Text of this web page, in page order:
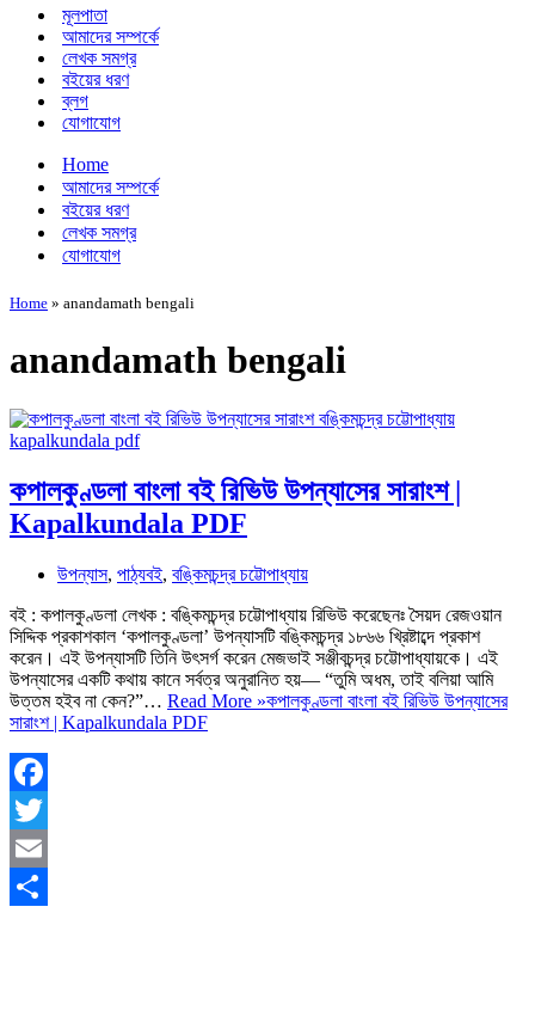
মূলপাতা
আমাদের সম্পর্কে
লেখক সমগ্র
বইয়ের ধরণ
ব্লগ
যোগাযোগ
Home
আমাদের সম্পর্কে
বইয়ের ধরণ
লেখক সমগ্র
যোগাযোগ
Home » anandamath bengali
anandamath bengali
কপালকুণ্ডলা বাংলা বই রিভিউ উপন্যাসের সারাংশ |
Kapalkundala PDF
উপন্যাস, পাঠ্যবই, বঙ্কিমচন্দ্র চট্টোপাধ্যায়
বই : কপালকুণ্ডলা লেখক : বঙ্কিমচন্দ্র চট্টোপাধ্যায় রিভিউ করেছেনঃ সৈয়দ রেজওয়ান
সিদ্দিক প্রকাশকাল ‘কপালকুণ্ডলা’ উপন্যাসটি বঙ্কিমচন্দ্র ১৮৬৬ খ্রিষ্টাব্দে প্রকাশ
করেন। এই উপন্যাসটি তিনি উৎসর্গ করেন মেজভাই সঞ্জীবচন্দ্র চট্টোপাধ্যায়কে। এই
উপন্যাসের একটি কথায় কানে সর্বত্র অনুরানিত হয়— “তুমি অধম, তাই বলিয়া আমি
উত্তম হইব না কেন?”… Read More »কপালকুণ্ডলা বাংলা বই রিভিউ উপন্যাসের
সারাংশ | Kapalkundala PDF
Facebook
Twitter
Email